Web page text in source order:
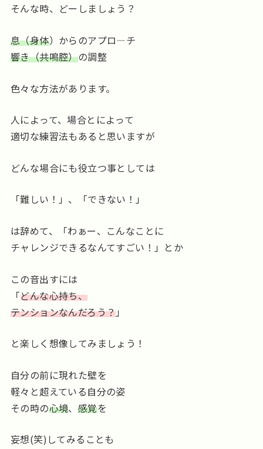
そんな時、どーしましょう？
息（身体）からのアプロ―チ
響き（共鳴腔）の調整
色々な方法があります。
人によって、場合とによって
適切な練習法もあると思いますが
どんな場合にも役立つ事としては
「難しい！」、「できない！」
は辞めて、「わぁー、こんなことに
チャレンジできるなんてすごい！」とか
この音出すには
「どんな心持ち、
テンションなんだろう？」
と楽しく想像してみましょう！
自分の前に現れた壁を
軽々と超えている自分の姿
その時の心境、 感覚を
妄想(笑)してみることも